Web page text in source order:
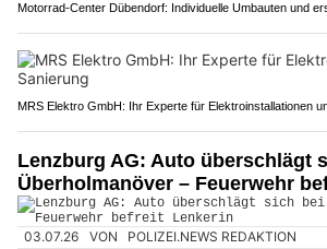
Motorrad-Center Dübendorf: Individuelle Umbauten und
MRS Elektro GmbH: Ihr Experte für Elektroinstallationen
Lenzburg AG: Auto überschlägt
Überholmanöver – Feuerwehr
03.07.26 VON POLIZEI.NEWS REDAKTION